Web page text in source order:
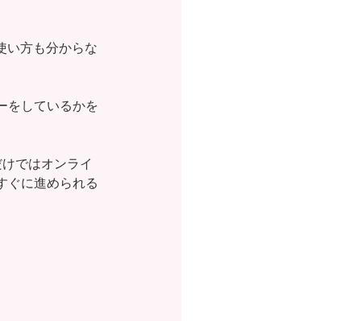
い方も分からな
をしているかを
ではオンライ
ぐに進められる